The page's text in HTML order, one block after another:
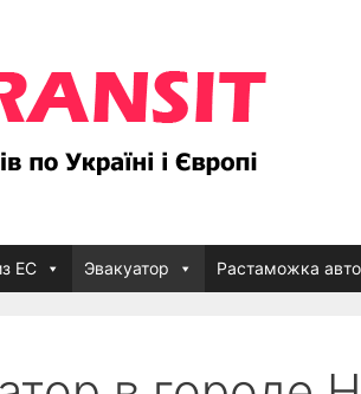
ЕС Эвакуатор Растаможка